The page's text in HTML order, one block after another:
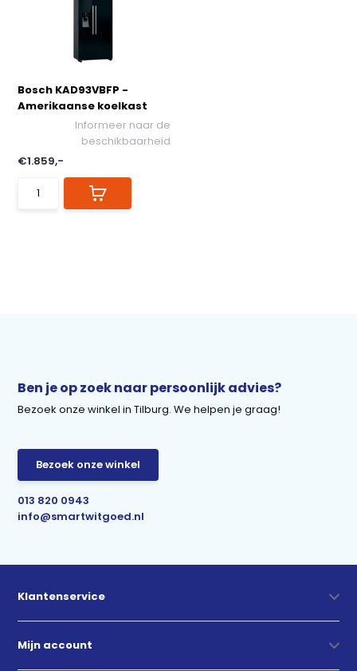
Bosch KAD93VBFP -
Amerikaanse koelkast
Informeer naar de
beschikbaarheid
€1.859,-
Ben je op zoek naar persoonlijk advies?
Bezoek onze winkel in Tilburg. We helpen je graag!
Bezoek onze winkel
013 820 0943
info@smartwitgoed.nl
Klantenservice
Mijn account